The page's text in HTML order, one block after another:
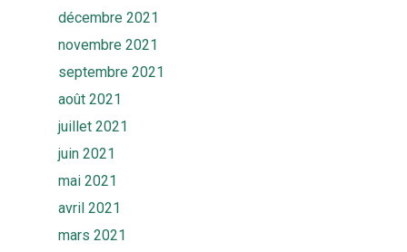
décembre 2021
novembre 2021
septembre 2021
août 2021
juillet 2021
juin 2021
mai 2021
avril 2021
mars 2021